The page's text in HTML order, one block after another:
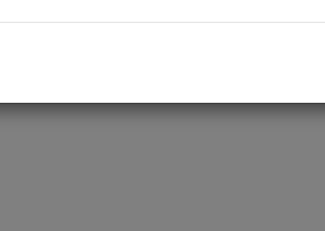
2019.06.24 NewsTime Джиган снимает